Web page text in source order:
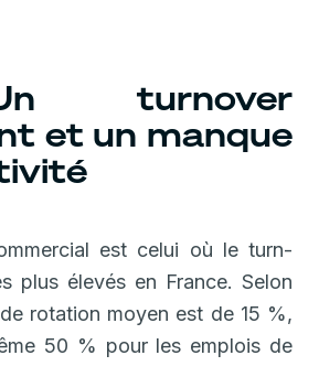
turnover
et un manque
est celui où le turn-
plus élevés en France. Selon
rotation moyen est de 15 %,
50 % pour les emplois de